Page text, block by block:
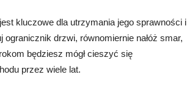
kluczowe dla utrzymania jego sprawności i
drzwi, równomiernie nałóż smar,
będziesz mógł cieszyć się
przez wiele lat.